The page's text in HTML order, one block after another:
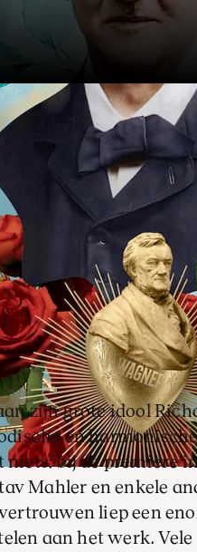
hem in de aan
. Iván Fischer
en leidt het
zijn grote idool
en
bij de première in
Mahler en enkele
liep een
aan het werk. Vele